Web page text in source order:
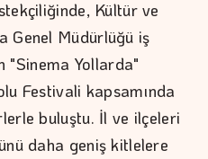
Kültür ve
Genel Müdürlüğü iş
Yollarda"
Festivali kapsamında
buluştu. İl ve ilçeleri
daha geniş kitlelere